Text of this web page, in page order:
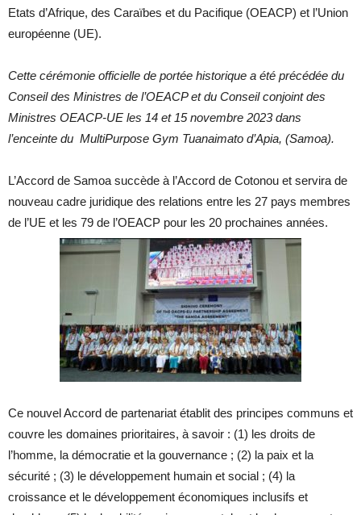
Etats d’Afrique, des Caraïbes et du Pacifique (OEACP) et l’Union
européenne (UE).
Cette cérémonie officielle de portée historique a été précédée du
Conseil des Ministres de l’OEACP et du Conseil conjoint des
Ministres OEACP-UE les 14 et 15 novembre 2023 dans
l’enceinte du MultiPurpose Gym Tuanaimato d’Apia, (Samoa).
L’Accord de Samoa succède à l’Accord de Cotonou et servira de
nouveau cadre juridique des relations entre les 27 pays membres
de l’UE et les 79 de l’OEACP pour les 20 prochaines années.
Ce nouvel Accord de partenariat établit des principes communs et
couvre les domaines prioritaires, à savoir : (1) les droits de
l’homme, la démocratie et la gouvernance ; (2) la paix et la
sécurité ; (3) le développement humain et social ; (4) la
croissance et le développement économiques inclusifs et